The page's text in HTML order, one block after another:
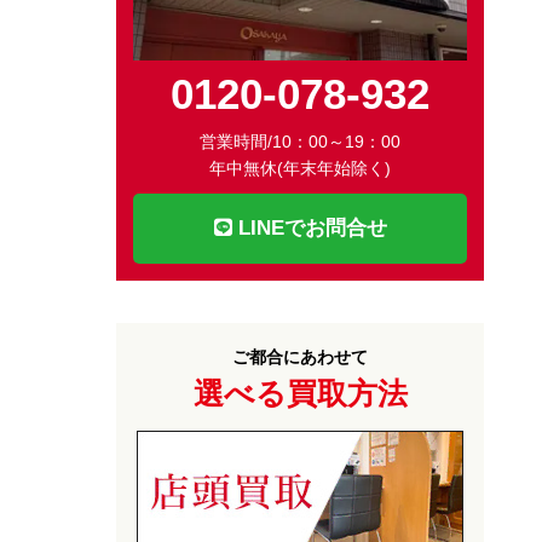
0120-078-932
営業時間/10：00～19：00
年中無休(年末年始除く)
LINEでお問合せ
ご都合にあわせて
選べる買取方法